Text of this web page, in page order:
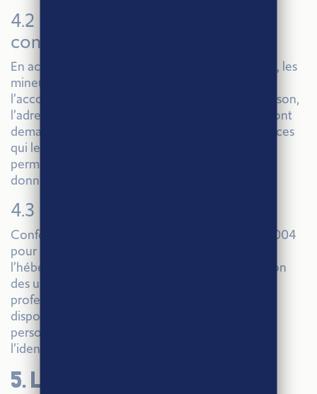
4.2 Dispositions spécifiques
concernant les mineurs :
En accédant à ce site et pour s’inscrire sur ce site, les
mineurs doivent obligatoirement avoir obtenu
l’accord préalable de leurs parents. Pour cette raison,
l’adresse email et les coordonnées des parents sont
demandées aux jeunes internautes dans les espaces
qui leur sont réservés. Ces informations nous
permettront de vérifier que les parents ont bien
donné une autorisation à leurs enfants.
4.3
Conformément à l’article 6 de la Loi du 21/06/2004
pour la confiance en l’économie numérique,
l’hébergeur conservera les données de connexion
des usagers du Site, couvertes par le secret
professionnel et traitées dans le respect des
dispositions légales en matière de données
personnelles lorsque ces données permettent
l’identification des usagers du Site.
5. Liens hypertextes